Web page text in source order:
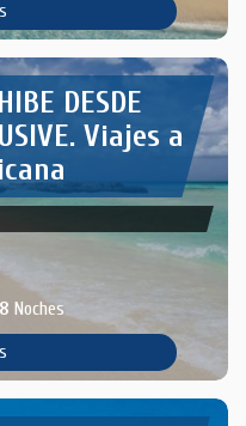
DESDE
Viajes a
8 Noches